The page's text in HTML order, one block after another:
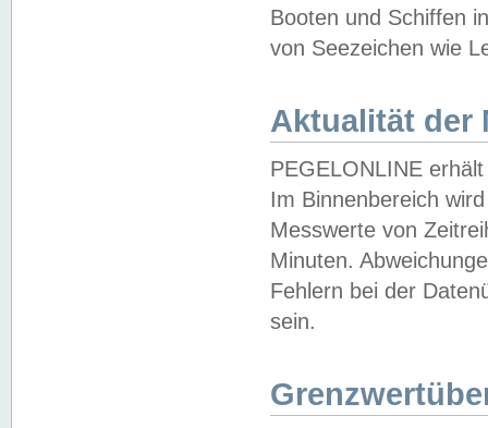
Booten und Schiffen
von Seezeichen wie
Aktualität der
PEGELONLINE
Im Binnenbereich
Messwerte von
Minuten.
Fehlern bei der
sein.